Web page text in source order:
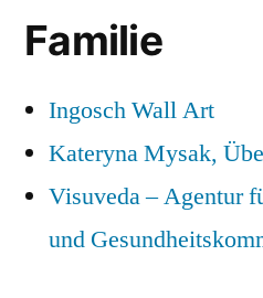
Familie
Ingosch Wall Art
Kateryna Mysak,
Visuveda – Agentur
und